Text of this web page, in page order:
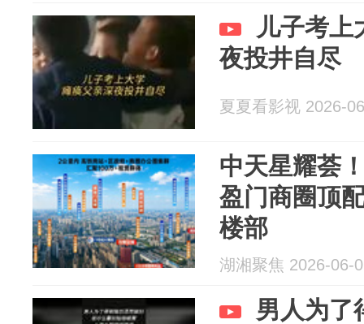
儿子考上
夜投井自尽
夏夏看影视 2026-
中天星耀荟
盈门商圈顶
楼部
湖湘聚焦 2026-06-
男人为了